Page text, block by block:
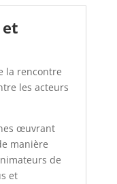
et
la rencontre
les acteurs
œuvrant
manière
de
et